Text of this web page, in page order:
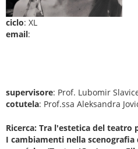
ciclo: XL
email:
supervisore: Prof. Lubomir
cotutela: Prof.ssa Aleksandra
Ricerca: Tra l'estetica del
I cambiamenti nella scenografia